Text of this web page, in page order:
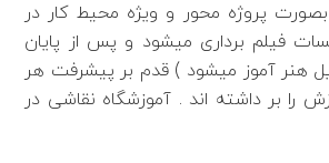
پروژه محور و ویژه محیط کار در
فیلم برداری میشود و پس از پایان
هنر آموز میشود ) قدم بر پیشرفت هر
را بر داشته اند . آموزشگاه نقاشی در